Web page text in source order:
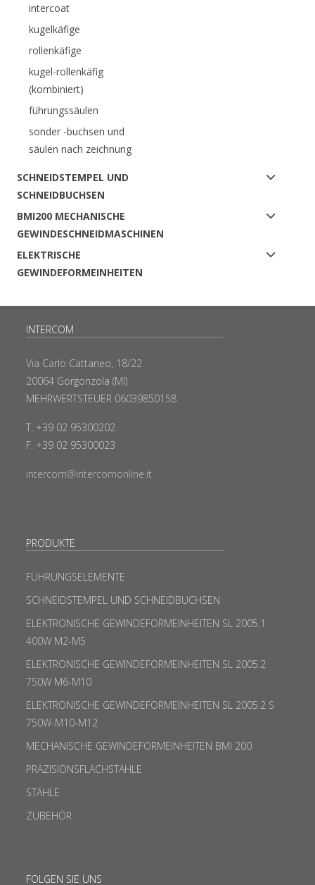
intercoat
kugelkäfige
rollenkäfige
kugel-rollenkäfig
(kombiniert)
führungssäulen
sonder -buchsen und
säulen nach zeichnung
SCHNEIDSTEMPEL UND
SCHNEIDBUCHSEN
BMI200 MECHANISCHE
GEWINDESCHNEIDMASCHINEN
ELEKTRISCHE
GEWINDEFORMEINHEITEN
INTERCOM
Via Carlo Cattaneo, 18/22
20064 Gorgonzola (MI)
MEHRWERTSTEUER 06039850158
T. +39 02 95300202
F. +39 02 95300023
intercom@intercomonline.it
PRODUKTE
FÜHRUNGSELEMENTE
SCHNEIDSTEMPEL UND SCHNEIDBUCHSEN
ELEKTRONISCHE GEWINDEFORMEINHEITEN SL 2005.1
400W M2-M5
ELEKTRONISCHE GEWINDEFORMEINHEITEN SL 2005.2
750W M6-M10
ELEKTRONISCHE GEWINDEFORMEINHEITEN SL 2005.2 S
750W-M10-M12
MECHANISCHE GEWINDEFORMEINHEITEN BMI 200
PRÄZISIONSFLACHSTÄHLE
STÄHLE
ZUBEHÖR
FOLGEN SIE UNS